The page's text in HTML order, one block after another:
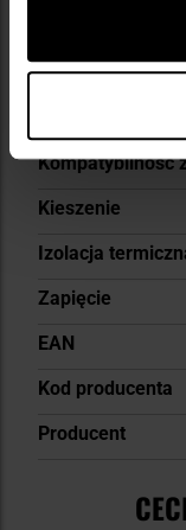
Materiał
Kompatybilność
Kieszenie
Izolacja
Zapięcie
EAN
Kod producenta
Producent